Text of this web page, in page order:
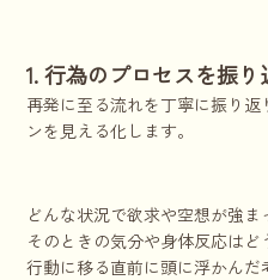
1. 行為のプロセスを振り
再発に至る流れを丁寧に振り
ンを見える化します。
どんな状況で欲求や空想が強ま
そのときの気分や身体反応はど
行動に移る直前に頭に浮かんだ